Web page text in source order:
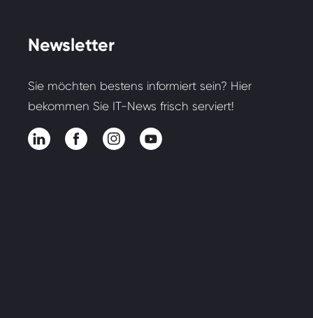
Newsletter
Sie möchten bestens informiert sein? Hier
bekommen Sie IT-News frisch serviert!